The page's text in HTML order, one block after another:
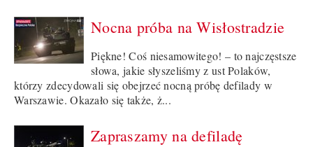
Nocna próba na Wisłostradzie
Piękne! Coś niesamowitego! – to najczęstsze
słowa, jakie słyszeliśmy z ust Polaków,
którzy zdecydowali się obejrzeć nocną próbę defilady w
Warszawie. Okazało się także, ż...
Zapraszamy na defiladę